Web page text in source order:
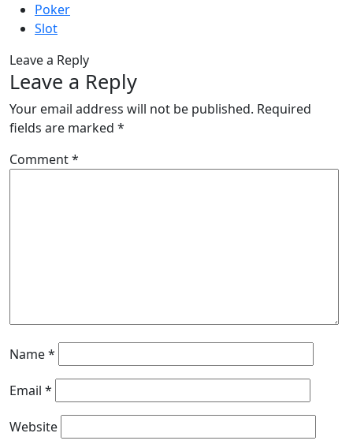
Poker
Slot
Leave a Reply
Leave a Reply
Your email address will not be published. Required
fields are marked *
Comment*
Name*
Email *
Website